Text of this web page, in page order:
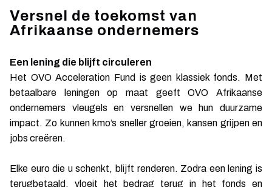
Versnel de toekomst van
Afrikaanse ondernemers
Een lening die blijft circuleren
Het OVO Acceleration Fund is geen klassiek fonds. Met
betaalbare leningen op maat geeft OVO Afrikaanse
ondernemers vleugels en versnellen we hun duurzame
impact. Zo kunnen kmo’s sneller groeien, kansen grijpen en
jobs creëren.
Elke euro die u schenkt, blijft renderen. Zodra een lening is
terugbetaald, vloeit het bedrag terug in het fonds en